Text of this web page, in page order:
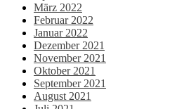
März 2022
Februar 2022
Januar 2022
Dezember 2021
November 2021
Oktober 2021
September 2021
August 2021